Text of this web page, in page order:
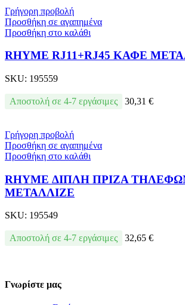
Γρήγορη προβολή
Προσθήκη σε αγαπημένα
Προσθήκη στο καλάθι
RHYME RJ11+RJ45 ΚΑΦΕ
SKU: 195559
Αποστολή σε 4-7 εργάσιμες 30,31 €
Γρήγορη προβολή
Προσθήκη σε αγαπημένα
Προσθήκη στο καλάθι
RHYME ΔΙΠΛΗ ΠΡΙΖΑ
ΜΕΤΑΛΛΙΖΕ
SKU: 195549
Αποστολή σε 4-7 εργάσιμες 32,65 €
Γνωρίστε μας